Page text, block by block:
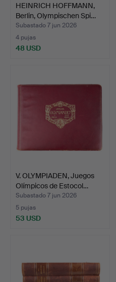
HEINRICH HOFFMANN,
Berlin, Olympischen Spi…
Subastado 7 jun 2026
4 pujas
48 USD
V. OLYMPIADEN, Juegos
Olímpicos de Estocol…
Subastado 7 jun 2026
5 pujas
53 USD